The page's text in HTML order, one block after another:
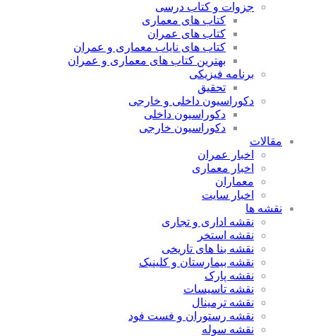
جزوات و کتاب درسی
کتاب های معماری
کتاب های عمران
کتاب های نایاب معماری و عمران
بهترین کتاب های معماری و عمران
برنامه فیزیکی
تحقیق
دکوراسیون داخلی و خارجی
دکوراسیون داخلی
دکوراسیون خارجی
مقالات
اخبار عمران
اخبار معماری
معماران
اخبار سایت
نقشه ها
نقشه اداری و تجاری
نقشه استخر
نقشه بنا های تاریخی
نقشه بیمارستان و کلینیک
نقشه پارک
نقشه تاسیسات
نقشه ترمینال
نقشه رستوران و فست فود
نقشه سوله